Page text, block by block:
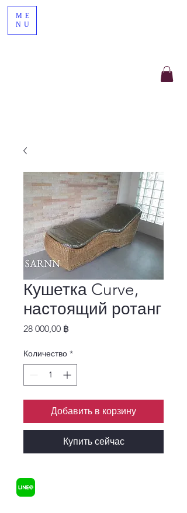
ME
NU
Кушетка Curve,
настоящий ротанг
28 000,00 ฿
Количество *
Добавить в корзину
Купить сейчас